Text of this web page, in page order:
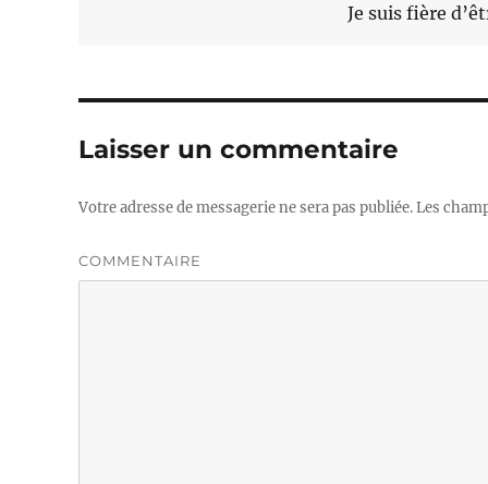
Je suis fière
Laisser un commentaire
Votre adresse de messagerie ne sera pas publiée.Les
COMMENTAIRE